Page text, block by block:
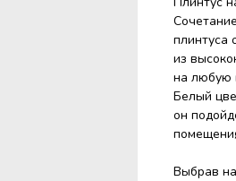
плинтуса
из
на любую
Белый
он
Выбрав